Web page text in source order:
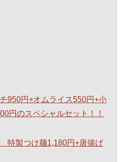
950円+オムライス550円+小
円のスペシャルセット！！
特製つけ麺1,180円+唐揚げ